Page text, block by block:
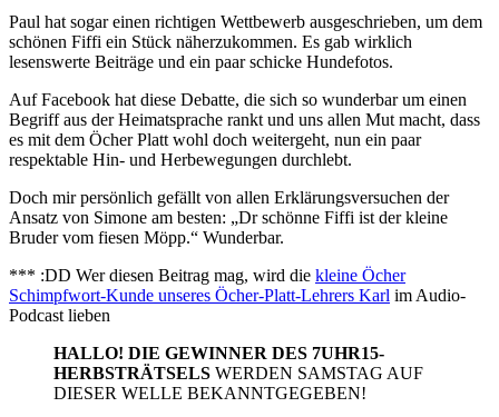
Paul hat sogar einen richtigen Wettbewerb ausgeschrieben, um dem
schönen Fiffi ein Stück näherzukommen. Es gab wirklich
lesenswerte Beiträge und ein paar schicke Hundefotos.
Auf Facebook hat diese Debatte, die sich so wunderbar um einen
Begriff aus der Heimatsprache rankt und uns allen Mut macht, dass
es mit dem Öcher Platt wohl doch weitergeht, nun ein paar
respektable Hin- und Herbewegungen durchlebt.
Doch mir persönlich gefällt von allen Erklärungsversuchen der
Ansatz von Simone am besten: „Dr schönne Fiffi ist der kleine
Bruder vom fiesen Möpp.“ Wunderbar.
*** :DD Wer diesen Beitrag mag, wird die kleine Öcher
Schimpfwort-Kunde unseres Öcher-Platt-Lehrers Karl im Audio-
Podcast lieben
HALLO! DIE GEWINNER DES 7UHR15-
HERBSTRÄTSELS WERDEN SAMSTAG AUF
DIESER WELLE BEKANNTGEGEBEN!